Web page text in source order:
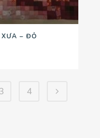
XƯA – ĐỎ
4